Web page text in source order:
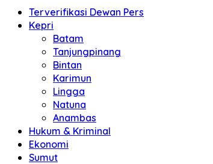
Terverifikasi Dewan Pers
Kepri
Batam
Tanjungpinang
Bintan
Karimun
Lingga
Natuna
Anambas
Hukum & Kriminal
Ekonomi
Sumut